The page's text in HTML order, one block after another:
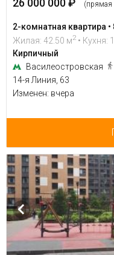
26 000 000 ₽ (прямая
2-комнатная квартира •
Жилая: 42.50 м2 • Кухня:
Кирпичный
Василеостровская
14-я Линия, 63
Изменен: вчера